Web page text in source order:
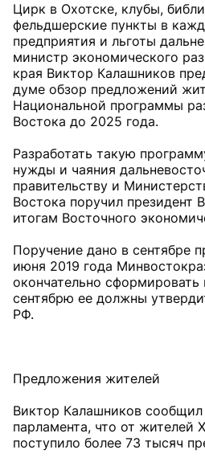
Цирк в Охотске, клубы,
фельдшерские пункты в
предприятия и льготы
министр экономического
края Виктор Калашников
думе обзор предложений
Национальной программы
Востока до 2025 года.
Разработать такую
нужды и чаяния
правительству и
Востока поручил президент
итогам Восточного
Поручение дано в сентябре
июня 2019 года
окончательно сформировать
сентябрю ее должны
РФ.
Предложения жителей
Виктор Калашников сообщил
парламента, что от жителей
поступило более 73 тысяч